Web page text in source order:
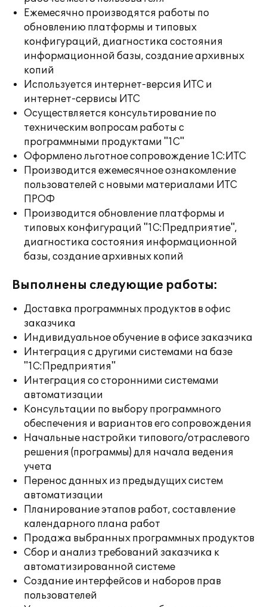
Ежемесячно производятся работы по
обновлению платформы и типовых
конфигураций, диагностика состояния
информационной базы, создание архивных
копий
Используется интернет-версия ИТС и
интернет-сервисы ИТС
Осуществляется консультирование по
техническим вопросам работы с
программными продуктами "1С"
Оформлено льготное сопровождение 1С:ИТС
Производится ежемесячное ознакомление
пользователей с новыми материалами ИТС
ПРОФ
Производится обновление платформы и
типовых конфигураций "1С:Предприятие",
диагностика состояния информационной
базы, создание архивных копий
Выполнены следующие работы:
Доставка программных продуктов в офис
заказчика
Индивидуальное обучение в офисе заказчика
Интеграция с другими системами на базе
"1С:Предприятия"
Интеграция со сторонними системами
автоматизации
Консультации по выбору программного
обеспечения и вариантов его сопровождения
Начальные настройки типового/отраслевого
решения (программы) для начала ведения
учета
Перенос данных из предыдущих систем
автоматизации
Планирование этапов работ, составление
календарного плана работ
Продажа выбранных программных продуктов
Сбор и анализ требований заказчика к
автоматизированной системе
Создание интерфейсов и наборов прав
пользователей